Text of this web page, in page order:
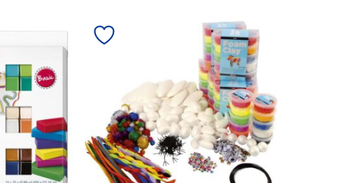
Varianten
auf.
Die
Optionen
können
auf
der
Produktseite